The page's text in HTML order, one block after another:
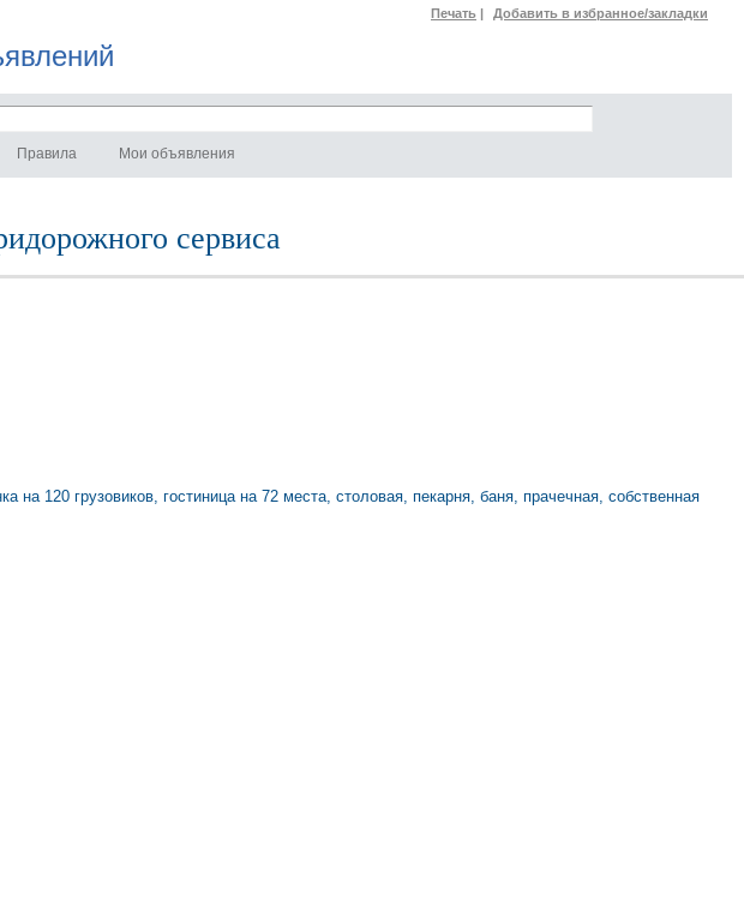
Печать | Добавить в избранное/закладки
Правила Мои объявления
сервиса
120 грузовиков, гостиница на 72 места, столовая, пекарня, баня, прачечная, собственная